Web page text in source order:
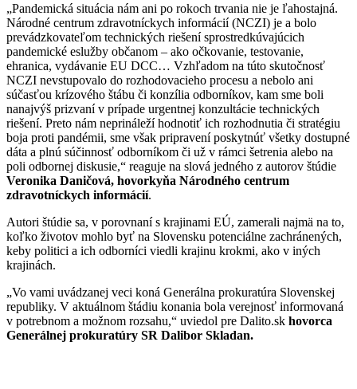
„Pandemická situácia nám ani po rokoch trvania nie je ľahostajná.
Národné centrum zdravotníckych informácií (NCZI) je a bolo
prevádzkovateľom technických riešení sprostredkúvajúcich
pandemické eslužby občanom – ako očkovanie, testovanie,
ehranica, vydávanie EU DCC… Vzhľadom na túto skutočnosť
NCZI nevstupovalo do rozhodovacieho procesu a nebolo ani
súčasťou krízového štábu či konzília odborníkov, kam sme boli
nanajvýš prizvaní v prípade urgentnej konzultácie technických
riešení. Preto nám neprináleží hodnotiť ich rozhodnutia či stratégiu
boja proti pandémii, sme však pripravení poskytnúť všetky dostupné
dáta a plnú súčinnosť odborníkom či už v rámci šetrenia alebo na
poli odbornej diskusie,“ reaguje na slová jedného z autorov štúdie
Veronika Daničová, hovorkyňa Národného centrum
zdravotníckych informácií.
Autori štúdie sa, v porovnaní s krajinami EÚ, zamerali najmä na to,
koľko životov mohlo byť na Slovensku potenciálne zachránených,
keby politici a ich odborníci viedli krajinu krokmi, ako v iných
krajinách.
„Vo vami uvádzanej veci koná Generálna prokuratúra Slovenskej
republiky. V aktuálnom štádiu konania bola verejnosť informovaná
v potrebnom a možnom rozsahu,“ uviedol pre Dalito.sk hovorca
Generálnej prokuratúry SR Dalibor Skladan.